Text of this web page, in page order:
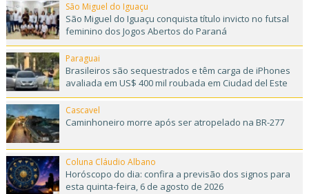
São Miguel do Iguaçu
São Miguel do Iguaçu conquista título invicto no futsal
feminino dos Jogos Abertos do Paraná
Paraguai
Brasileiros são sequestrados e têm carga de iPhones
avaliada em US$ 400 mil roubada em Ciudad del Este
Cascavel
Caminhoneiro morre após ser atropelado na BR-277
Coluna Cláudio Albano
Horóscopo do dia: confira a previsão dos signos para
esta quinta-feira, 6 de agosto de 2026